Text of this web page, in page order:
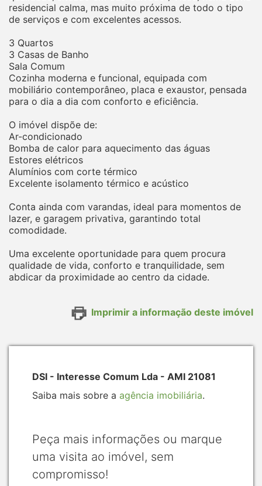
residencial calma, mas muito próxima de todo o tipo
de serviços e com excelentes acessos.
3 Quartos
3 Casas de Banho
Sala Comum
Cozinha moderna e funcional, equipada com
mobiliário contemporâneo, placa e exaustor, pensada
para o dia a dia com conforto e eficiência.
O imóvel dispõe de:
Ar-condicionado
Bomba de calor para aquecimento das águas
Estores elétricos
Alumínios com corte térmico
Excelente isolamento térmico e acústico
Conta ainda com varandas, ideal para momentos de
lazer, e garagem privativa, garantindo total
comodidade.
Uma excelente oportunidade para quem procura
qualidade de vida, conforto e tranquilidade, sem
abdicar da proximidade ao centro da cidade.
Imprimir a informação deste imóvel
DSI - Interesse Comum Lda - AMI 21081
Saiba mais sobre a agência imobiliária.
Peça mais informações ou marque
uma visita ao imóvel, sem
compromisso!